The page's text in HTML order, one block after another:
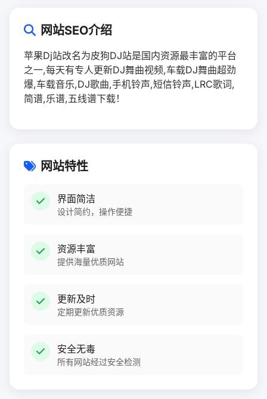
网站SEO介绍
苹果Dj站改名为皮狗DJ站是国内资源最丰富的平台
之一,每天有专人更新DJ舞曲视频,车载DJ舞曲超劲
爆,车载音乐,DJ歌曲,手机铃声,短信铃声,LRC歌词,
简谱,乐谱,五线谱下载！
网站特性
界面简洁
设计简约，操作便捷
资源丰富
提供海量优质网站
更新及时
定期更新优质资源
安全无毒
所有网站经过安全检测